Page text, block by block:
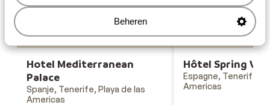
Beheren
Hotel Mediterranean
Hotel Mediterranean
Palace
Spanje, Tenerife, Playa de las
Americas
Hôtel Spring
Hôtel Spring
Espagne, Tenerife,
Americas